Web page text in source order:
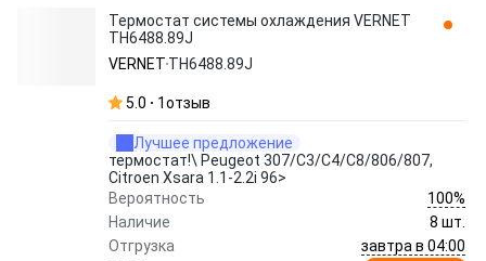
Термостат системы охлаждения VERNET
TH6488.89J
VERNET TH6488.89J
5.0 1отзыв
Лучшее предложение
термостат!\ Peugeot 307/C3/C4/C8/806/807,
Citroen Xsara 1.1-2.2i 96>
Вероятность
100%
Наличие
8 шт.
Отгрузка
завтра в 04:00